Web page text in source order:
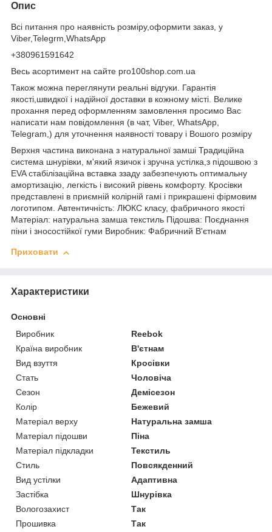
Опис
Всі питання про наявність розміру,оформити заказ, у
Viber,Telegrm,WhatsApp
+380961591642
Весь асортимент на сайте pro100shop.com.ua
Також можна переглянути реальні відгуки. Гарантія
якості,швидкої і надійної доставки в кожному місті. Велике
прохання перед оформленням замовлення просимо Вас
написати нам повідомлення (в чат, Viber, WhatsApp,
Telegram,) для уточнення наявності товару і Вошого розміру
Верхня частина виконана з натуральної замші Традиційна
система шнурівки, м'який язичок і зручна устілка,з підошвою з
EVA стабілізаційна вставка ззаду забезпечують оптимальну
амортизацію, легкість і високий рівень комфорту. Кросівки
представлені в приємній колірній гамі і прикрашені фірмовим
логотипом. Автентичність: ЛЮКС класу, фабричного якості
Матеріал: натуральна замша текстиль Підошва: Поєднання
піни і зносостійкої гуми Виробник: Фабричний В'єтнам
Приховати
Характеристики
Основні
Виробник
Reebok
Країна виробник
В'єтнам
Вид взуття
Кросівки
Стать
Чоловіча
Сезон
Демісезон
Колір
Бежевий
Матеріал верху
Натуральна замша
Матеріал підошви
Піна
Матеріал підкладки
Текстиль
Стиль
Повсякденний
Вид устілки
Адаптивна
Застібка
Шнурівка
Вологозахист
Так
Прошивка
Так